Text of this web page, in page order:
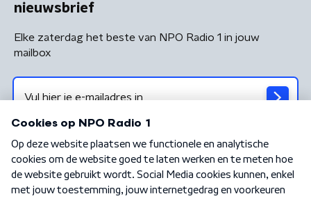
nieuwsbrief
Elke zaterdag het beste van NPO Radio 1 in jouw
mailbox
Algemene voorwaarden